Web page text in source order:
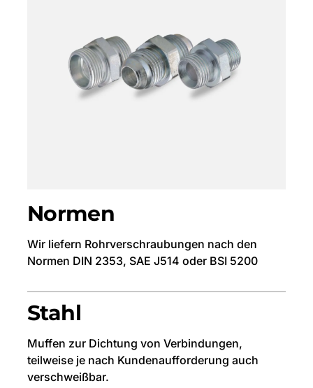
Normen
Wir liefern Rohrverschraubungen nach den
Normen DIN 2353, SAE J514 oder BSI 5200
Stahl
Muffen zur Dichtung von Verbindungen,
teilweise je nach Kundenaufforderung auch
verschweißbar.